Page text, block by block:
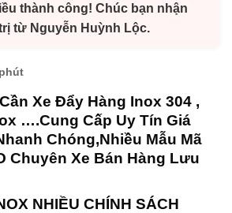
thành công! Chúc bạn nhận
từ Nguyễn Huỳnh Lộc.
Xe Đẩy Hàng Inox 304 ,
….Cung Cấp Uy Tín Giá
Chóng,Nhiều Mẫu Mã
Chuyên Xe Bán Hàng Lưu
NHIỀU CHÍNH SÁCH